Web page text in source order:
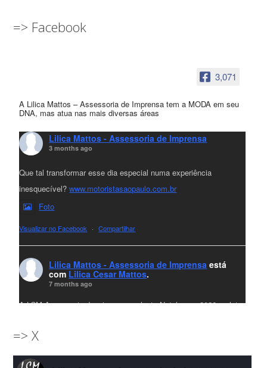
=> Facebook
3,071
A Lilica Mattos – Assessoria de Imprensa tem a MODA em seu
DNA, mas atua nas mais diversas áreas
Lilica Mattos - Assessoria de Imprensa
3 months ago
Que tal transformar esse dia especial numa experiência
inesquecível?www.motoristasaopaulo.com.br
Foto
Visualizar no Facebook · Compartilhar
Lilica Mattos - Assessoria de Imprensa está
com Lilica Cesar Mattos.
7 months ago
A LCM Assessoria deseja um excelente Natal e um 2026 repleto
amigos que sempre nos acompanham!🎄✨🥂❤️
#lcmassessoriassessoria#natal #merrychristmas #felizanonovo
=> X